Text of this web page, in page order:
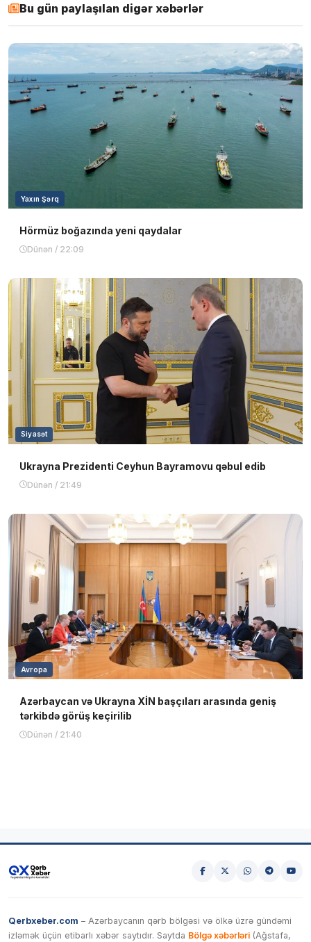
Bu gün paylaşılan digər xəbərlər
Yaxın Şərq
Hörmüz boğazında yeni qaydalar
Dünən / 22:09
Siyasət
Ukrayna Prezidenti Ceyhun Bayramovu qəbul edib
Dünən / 21:49
Avropa
Azərbaycan və Ukrayna XİN başçıları arasında geniş
tərkibdə görüş keçirilib
Dünən / 21:40
Qerbxeber.com – Azərbaycanın qərb bölgəsi və ölkə üzrə gündəmi
izləmək üçün etibarlı xəbər saytıdır. Saytda Bölgə xəbərləri (Ağstafa,